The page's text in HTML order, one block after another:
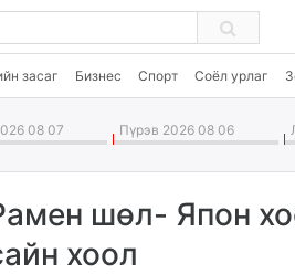
засаг Бизнес Спорт Соёл урлаг
08 07 Пүрэв 2026 08 06
шөл- Япон
хоол